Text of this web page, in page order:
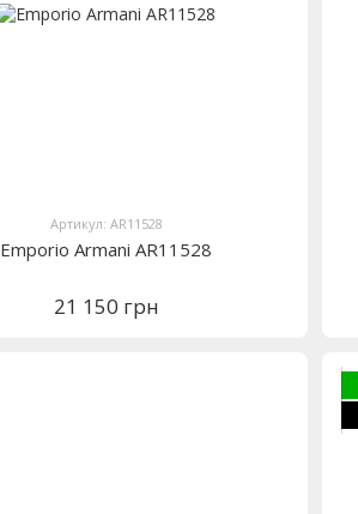
Артикул: AR11528
Emporio Armani AR11528
21 150 грн